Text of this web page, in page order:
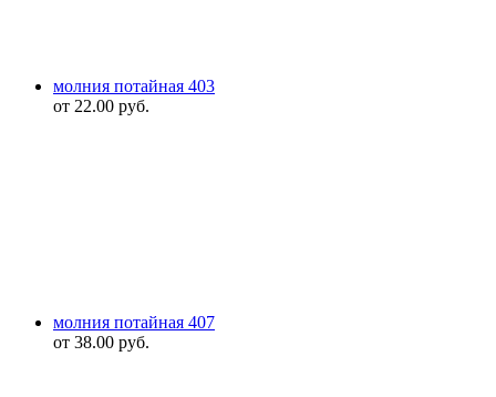
молния потайная 403
от 22.00 руб.
молния потайная 407
от 38.00 руб.